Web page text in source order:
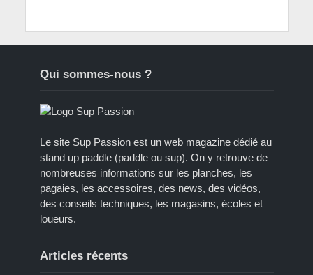
Qui sommes-nous ?
Le site Sup Passion est un web magazine dédié au
stand up paddle (paddle ou sup). On y retrouve de
nombreuses informations sur les planches, les
pagaies, les accessoires, des news, des vidéos,
des conseils techniques, les magasins, écoles et
loueurs.
Articles récents